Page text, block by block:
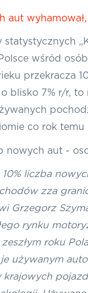
aut
statystycznych
wśród
przekracza
o blisko 7% r/r,
co rok temu
10% liczba
zza
Grzegorz
rynku
roku
używanym
krajowych